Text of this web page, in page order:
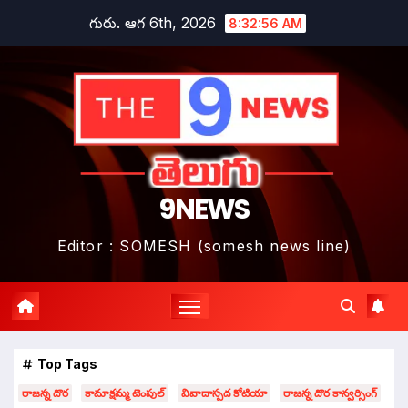
గురు. ఆగ 6th, 2026 8:32:59 AM
9NEWS
Editor : SOMESH (somesh news line)
Top Tags
రాజన్న దొర కామాక్షమ్మ టెంపుల్ వివాదాస్పద కోటియా రాజన్న దొర కాన్వర్సింగ్